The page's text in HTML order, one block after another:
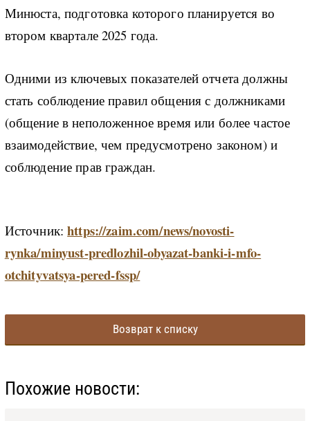
Минюста, подготовка которого планируется во
втором квартале 2025 года.
Одними из ключевых показателей отчета должны
стать соблюдение правил общения с должниками
(общение в неположенное время или более частое
взаимодействие, чем предусмотрено законом) и
соблюдение прав граждан.
Источник: https://zaim.com/news/novosti-
rynka/minyust-predlozhil-obyazat-banki-i-mfo-
otchityvatsya-pered-fssp/
Возврат к списку
Похожие новости: